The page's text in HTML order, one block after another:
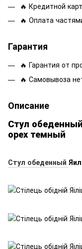
🔥 Кредитной
🔥 Оплата
Гарантия
🔥 Гарантия от
🔥 Самовывоза
Описание
Стул
орех темный
Стул обеденный